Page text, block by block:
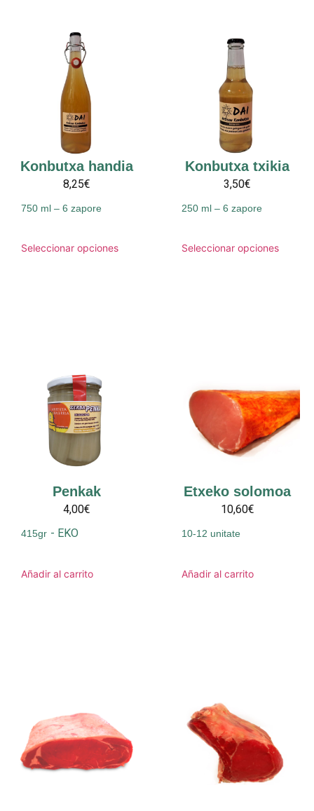
Konbutxa handia
8,25€
750 ml – 6 zapore
Seleccionar opciones
Konbutxa txikia
3,50€
250 ml – 6 zapore
Seleccionar opciones
Penkak
4,00€
415gr - EKO
Añadir al carrito
Etxeko solomoa
10,60€
10-12 unitate
Añadir al carrito